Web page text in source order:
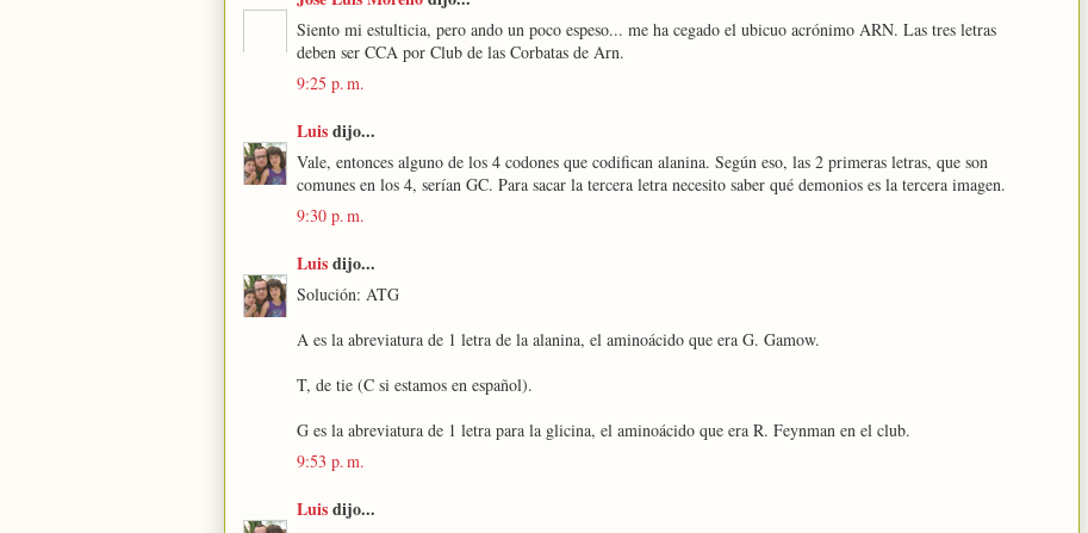
Siento mi estulticia, pero ando un poco espeso... me ha cegado el ubicuo acrónimo ARN. Las tres letras
deben ser CCA por Club de las Corbatas de Arn.
9:25 p. m.
Luisdijo...
Vale, entonces alguno de los 4 codones que codifican alanina. Según eso, las 2 primeras letras, que son
comunes en los 4, serían GC. Para sacar la tercera letra necesito saber qué demonios es la tercera imagen.
9:30 p. m.
Luisdijo...
Solución: ATG
A es la abreviatura de 1 letra de la alanina, el aminoácido que era G. Gamow.
T, de tie (C si estamos en español).
G es la abreviatura de 1 letra para la glicina, el aminoácido que era R. Feynman en el club.
9:53 p. m.
Luisdijo...